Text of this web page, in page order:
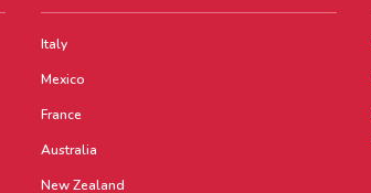
Italy
Mexico
France
Australia
New Zealand